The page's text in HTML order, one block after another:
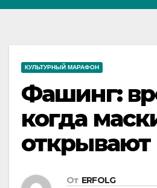
КУЛЬТУРНЫЙ МАРАФОН
Фашинг:
когда
открывают
От ERFOLG